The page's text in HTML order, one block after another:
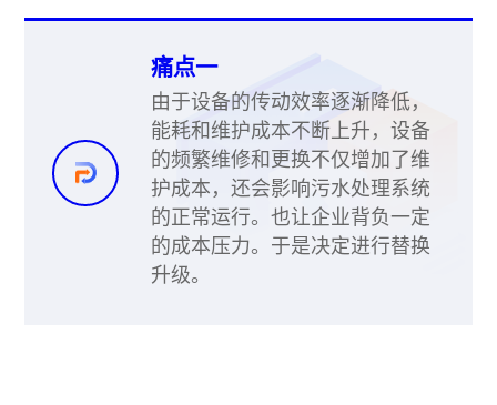
痛点一
由于设备的传动效率逐渐降低，
能耗和维护成本不断上升，设备
的频繁维修和更换不仅增加了维
护成本，还会影响污水处理系统
的正常运行。也让企业背负一定
的成本压力。于是决定进行替换
升级。